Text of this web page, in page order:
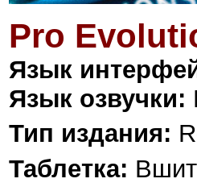
Pro
Язык
Язык озвучки:
Тип издания:
Таблетка: